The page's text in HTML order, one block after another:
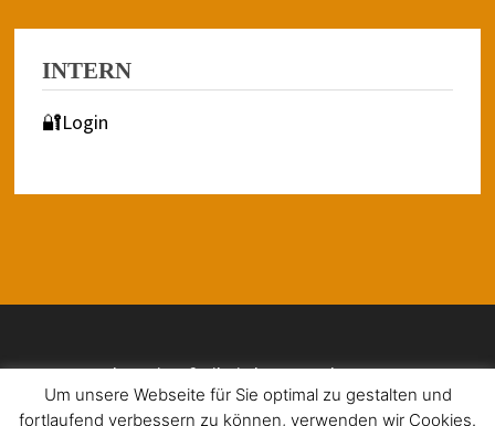
INTERN
🔐Login
Impressum | Barrierefreiheit | Datenschutz
Um unsere Webseite für Sie optimal zu gestalten und
fortlaufend verbessern zu können, verwenden wir Cookies.